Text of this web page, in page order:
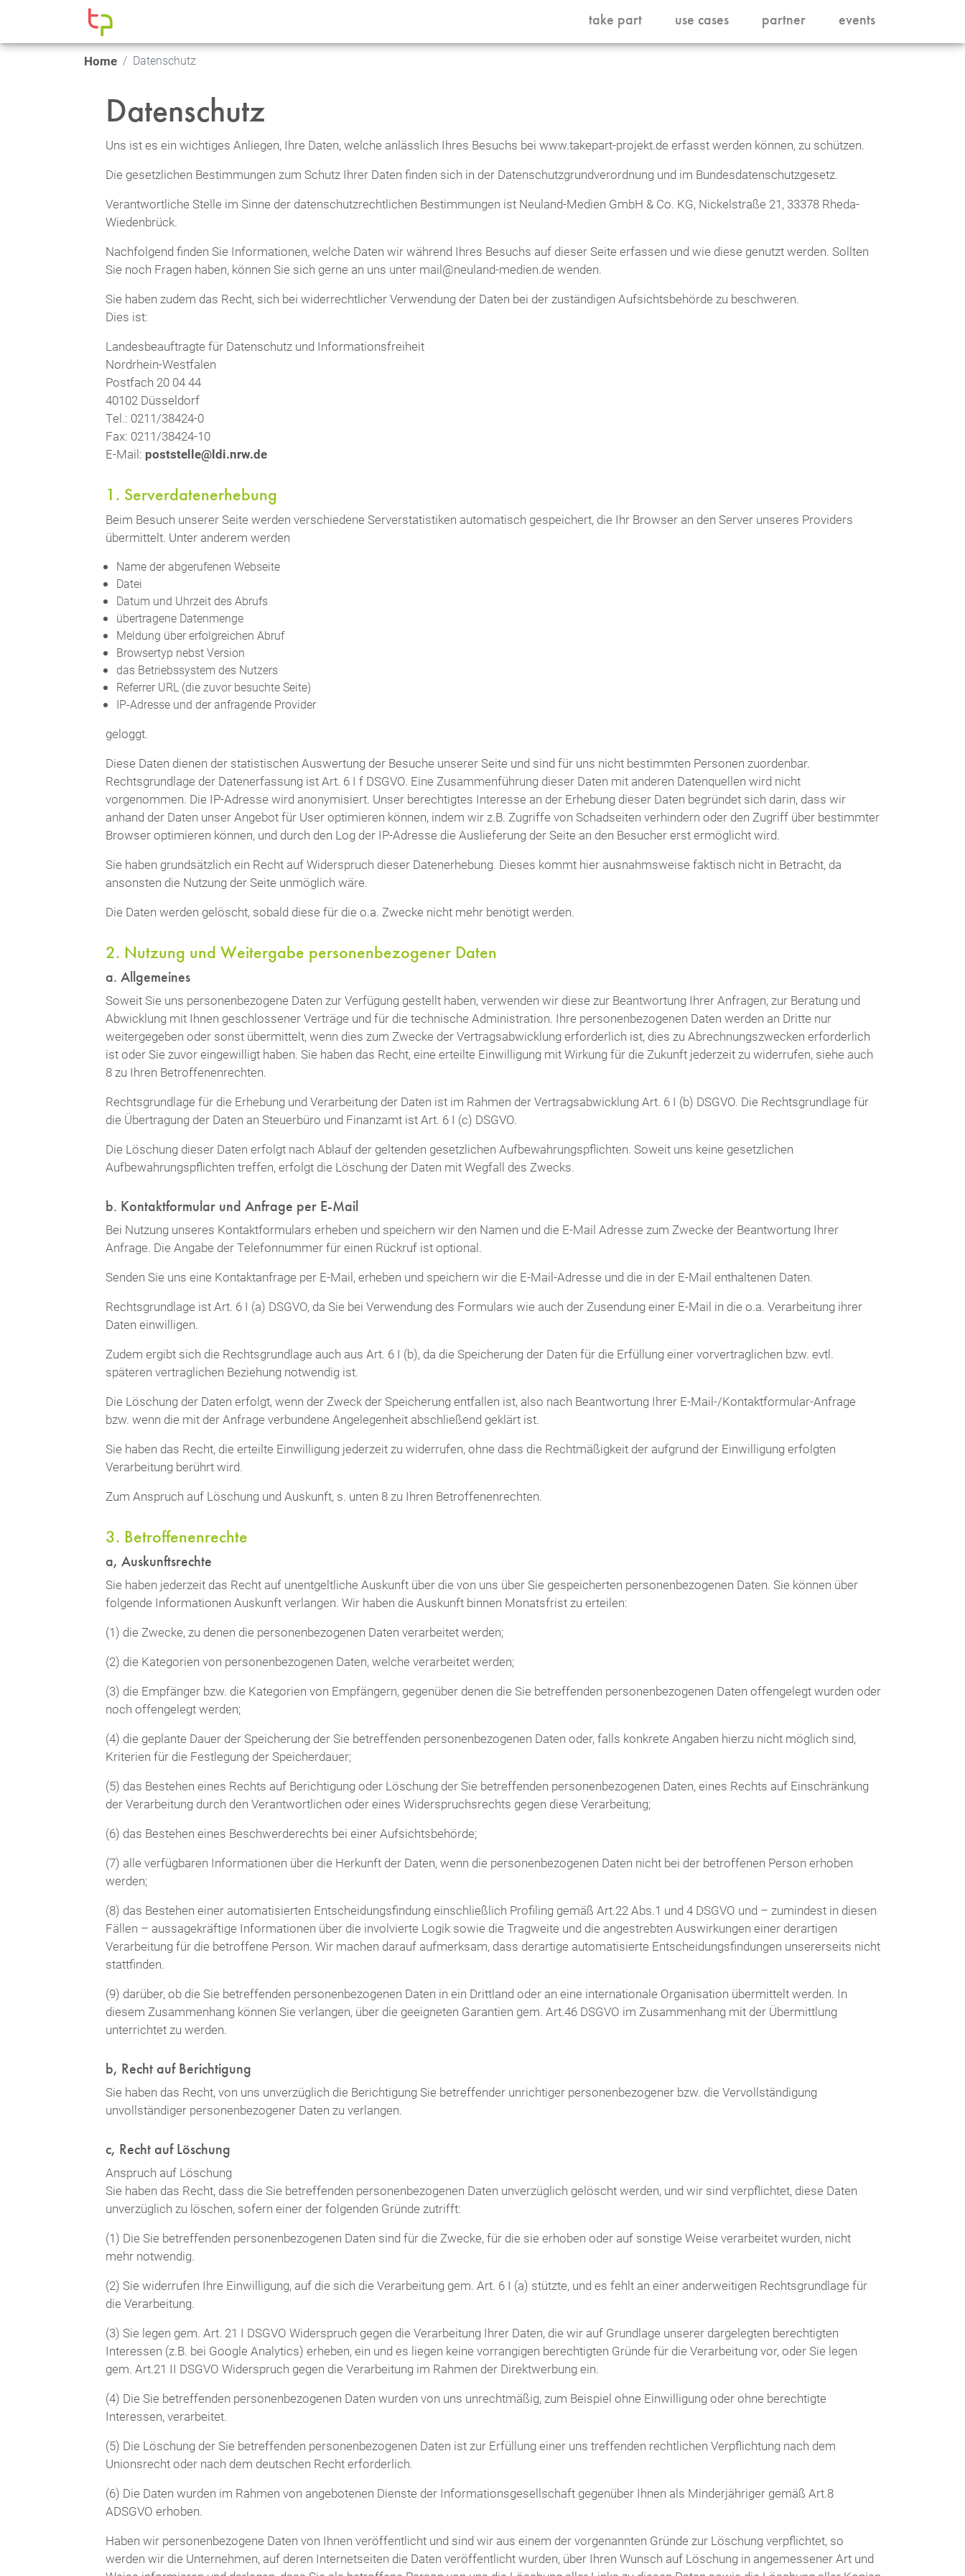
Home Datenschutz
Datenschutz
Uns ist es ein wichtiges Anliegen, Ihre Daten, welche anlässlich Ihres Besuchs bei www.takepart-projekt.de erfasst werden können, zu schützen.
Die gesetzlichen Bestimmungen zum Schutz Ihrer Daten finden sich in der Datenschutzgrundverordnung und im Bundesdatenschutzgesetz.
Verantwortliche Stelle im Sinne der datenschutzrechtlichen Bestimmungen ist Neuland-Medien GmbH & Co. KG, Nickelstraße 21, 33378 Rheda-
Wiedenbrück.
Nachfolgend finden Sie Informationen, welche Daten wir während Ihres Besuchs auf dieser Seite erfassen und wie diese genutzt werden. Sollten
Sie noch Fragen haben, können Sie sich gerne an uns unter mail@neuland-medien.de wenden.
Sie haben zudem das Recht, sich bei widerrechtlicher Verwendung der Daten bei der zuständigen Aufsichtsbehörde zu beschweren.
Dies ist:
Landesbeauftragte für Datenschutz und Informationsfreiheit
Nordrhein-Westfalen
Postfach 20 04 44
40102 Düsseldorf
Tel.: 0211/38424-0
Fax: 0211/38424-10
E-Mail: poststelle@ldi.nrw.de
1. Serverdatenerhebung
Beim Besuch unserer Seite werden verschiedene Serverstatistiken automatisch gespeichert, die Ihr Browser an den Server unseres Providers
übermittelt. Unter anderem werden
Name der abgerufenen Webseite
Datei
Datum und Uhrzeit des Abrufs
übertragene Datenmenge
Meldung über erfolgreichen Abruf
Browsertyp nebst Version
das Betriebssystem des Nutzers
Referrer URL (die zuvor besuchte Seite)
IP-Adresse und der anfragende Provider
geloggt.
Diese Daten dienen der statistischen Auswertung der Besuche unserer Seite und sind für uns nicht bestimmten Personen zuordenbar.
Rechtsgrundlage der Datenerfassung ist Art. 6 I f DSGVO. Eine Zusammenführung dieser Daten mit anderen Datenquellen wird nicht
vorgenommen. Die IP-Adresse wird anonymisiert. Unser berechtigtes Interesse an der Erhebung dieser Daten begründet sich darin, dass wir
anhand der Daten unser Angebot für User optimieren können, indem wir z.B. Zugriffe von Schadseiten verhindern oder den Zugriff über bestimmter
Browser optimieren können, und durch den Log der IP-Adresse die Auslieferung der Seite an den Besucher erst ermöglicht wird.
Sie haben grundsätzlich ein Recht auf Widerspruch dieser Datenerhebung. Dieses kommt hier ausnahmsweise faktisch nicht in Betracht, da
ansonsten die Nutzung der Seite unmöglich wäre.
Die Daten werden gelöscht, sobald diese für die o.a. Zwecke nicht mehr benötigt werden.
2. Nutzung und Weitergabe personenbezogener Daten
a. Allgemeines
Soweit Sie uns personenbezogene Daten zur Verfügung gestellt haben, verwenden wir diese zur Beantwortung Ihrer Anfragen, zur Beratung und
Abwicklung mit Ihnen geschlossener Verträge und für die technische Administration. Ihre personenbezogenen Daten werden an Dritte nur
weitergegeben oder sonst übermittelt, wenn dies zum Zwecke der Vertragsabwicklung erforderlich ist, dies zu Abrechnungszwecken erforderlich
ist oder Sie zuvor eingewilligt haben. Sie haben das Recht, eine erteilte Einwilligung mit Wirkung für die Zukunft jederzeit zu widerrufen, siehe auch
8 zu Ihren Betroffenenrechten.
Rechtsgrundlage für die Erhebung und Verarbeitung der Daten ist im Rahmen der Vertragsabwicklung Art. 6 I (b) DSGVO. Die Rechtsgrundlage für
die Übertragung der Daten an Steuerbüro und Finanzamt ist Art. 6 I (c) DSGVO.
Die Löschung dieser Daten erfolgt nach Ablauf der geltenden gesetzlichen Aufbewahrungspflichten. Soweit uns keine gesetzlichen
Aufbewahrungspflichten treffen, erfolgt die Löschung der Daten mit Wegfall des Zwecks.
b. Kontaktformular und Anfrage per E-Mail
Bei Nutzung unseres Kontaktformulars erheben und speichern wir den Namen und die E-Mail Adresse zum Zwecke der Beantwortung Ihrer
Anfrage. Die Angabe der Telefonnummer für einen Rückruf ist optional.
Senden Sie uns eine Kontaktanfrage per E-Mail, erheben und speichern wir die E-Mail-Adresse und die in der E-Mail enthaltenen Daten.
Rechtsgrundlage ist Art. 6 I (a) DSGVO, da Sie bei Verwendung des Formulars wie auch der Zusendung einer E-Mail in die o.a. Verarbeitung ihrer
Daten einwilligen.
Zudem ergibt sich die Rechtsgrundlage auch aus Art. 6 I (b), da die Speicherung der Daten für die Erfüllung einer vorvertraglichen bzw. evtl.
späteren vertraglichen Beziehung notwendig ist.
Die Löschung der Daten erfolgt, wenn der Zweck der Speicherung entfallen ist, also nach Beantwortung Ihrer E-Mail-/Kontaktformular-Anfrage
bzw. wenn die mit der Anfrage verbundene Angelegenheit abschließend geklärt ist.
Sie haben das Recht, die erteilte Einwilligung jederzeit zu widerrufen, ohne dass die Rechtmäßigkeit der aufgrund der Einwilligung erfolgten
Verarbeitung berührt wird.
Zum Anspruch auf Löschung und Auskunft, s. unten 8 zu Ihren Betroffenenrechten.
3. Betroffenenrechte
a, Auskunftsrechte
Sie haben jederzeit das Recht auf unentgeltliche Auskunft über die von uns über Sie gespeicherten personenbezogenen Daten. Sie können über
folgende Informationen Auskunft verlangen. Wir haben die Auskunft binnen Monatsfrist zu erteilen:
(1) die Zwecke, zu denen die personenbezogenen Daten verarbeitet werden;
(2) die Kategorien von personenbezogenen Daten, welche verarbeitet werden;
(3) die Empfänger bzw. die Kategorien von Empfängern, gegenüber denen die Sie betreffenden personenbezogenen Daten offengelegt wurden oder
noch offengelegt werden;
(4) die geplante Dauer der Speicherung der Sie betreffenden personenbezogenen Daten oder, falls konkrete Angaben hierzu nicht möglich sind,
Kriterien für die Festlegung der Speicherdauer;
(5) das Bestehen eines Rechts auf Berichtigung oder Löschung der Sie betreffenden personenbezogenen Daten, eines Rechts auf Einschränkung
der Verarbeitung durch den Verantwortlichen oder eines Widerspruchsrechts gegen diese Verarbeitung;
(6) das Bestehen eines Beschwerderechts bei einer Aufsichtsbehörde;
(7) alle verfügbaren Informationen über die Herkunft der Daten, wenn die personenbezogenen Daten nicht bei der betroffenen Person erhoben
werden;
(8) das Bestehen einer automatisierten Entscheidungsfindung einschließlich Profiling gemäß Art.22 Abs.1 und 4 DSGVO und – zumindest in diesen
Fällen – aussagekräftige Informationen über die involvierte Logik sowie die Tragweite und die angestrebten Auswirkungen einer derartigen
Verarbeitung für die betroffene Person. Wir machen darauf aufmerksam, dass derartige automatisierte Entscheidungsfindungen unsererseits nicht
stattfinden.
(9) darüber, ob die Sie betreffenden personenbezogenen Daten in ein Drittland oder an eine internationale Organisation übermittelt werden. In
diesem Zusammenhang können Sie verlangen, über die geeigneten Garantien gem. Art.46 DSGVO im Zusammenhang mit der Übermittlung
unterrichtet zu werden.
b, Recht auf Berichtigung
Sie haben das Recht, von uns unverzüglich die Berichtigung Sie betreffender unrichtiger personenbezogener bzw. die Vervollständigung
unvollständiger personenbezogener Daten zu verlangen.
c, Recht auf Löschung
Anspruch auf Löschung
Sie haben das Recht, dass die Sie betreffenden personenbezogenen Daten unverzüglich gelöscht werden, und wir sind verpflichtet, diese Daten
unverzüglich zu löschen, sofern einer der folgenden Gründe zutrifft:
(1) Die Sie betreffenden personenbezogenen Daten sind für die Zwecke, für die sie erhoben oder auf sonstige Weise verarbeitet wurden, nicht
mehr notwendig.
(2) Sie widerrufen Ihre Einwilligung, auf die sich die Verarbeitung gem. Art. 6 I (a) stützte, und es fehlt an einer anderweitigen Rechtsgrundlage für
die Verarbeitung.
(3) Sie legen gem. Art. 21 I DSGVO Widerspruch gegen die Verarbeitung Ihrer Daten, die wir auf Grundlage unserer dargelegten berechtigten
Interessen (z.B. bei Google Analytics) erheben, ein und es liegen keine vorrangigen berechtigten Gründe für die Verarbeitung vor, oder Sie legen
gem. Art.21 II DSGVO Widerspruch gegen die Verarbeitung im Rahmen der Direktwerbung ein.
(4) Die Sie betreffenden personenbezogenen Daten wurden von uns unrechtmäßig, zum Beispiel ohne Einwilligung oder ohne berechtigte
Interessen, verarbeitet.
(5) Die Löschung der Sie betreffenden personenbezogenen Daten ist zur Erfüllung einer uns treffenden rechtlichen Verpflichtung nach dem
Unionsrecht oder nach dem deutschen Recht erforderlich.
(6) Die Daten wurden im Rahmen von angebotenen Dienste der Informationsgesellschaft gegenüber Ihnen als Minderjähriger gemäß Art.8
ADSGVO erhoben.
Haben wir personenbezogene Daten von Ihnen veröffentlicht und sind wir aus einem der vorgenannten Gründe zur Löschung verpflichtet, so
werden wir die Unternehmen, auf deren Internetseiten die Daten veröffentlicht wurden, über Ihren Wunsch auf Löschung in angemessener Art und
take part use cases partner events